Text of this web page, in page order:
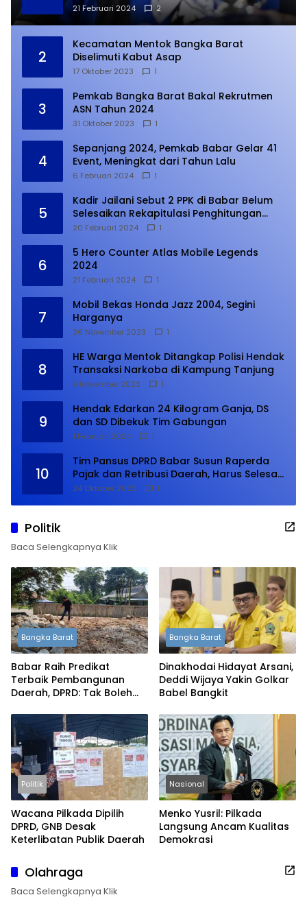
21 Februari 2024 2
2
Kecamatan Mentok Bangka Barat
Diselimuti Kabut Asap
17 Oktober 2023 1
3
Pemkab Bangka Barat Bakal Rekrutmen
ASN Tahun 2024
31 Oktober 2023 1
4
Sepanjang 2024, Pemkab Babar Gelar 41
Event, Meningkat dari Tahun Lalu
6 Februari 2024 1
5
Kadir Jailani Sebut 2 PPK di Babar Belum
Selesaikan Rekapitulasi Penghitungan
Suara
20 Februari 2024 1
6
5 Hero Counter Atlas Mobile Legends
2024
21 Februari 2024 1
7
Mobil Bekas Honda Jazz 2004, Segini
Harganya
26 November 2023 1
8
HE Warga Mentok Ditangkap Polisi Hendak
Transaksi Narkoba di Kampung Tanjung
9 November 2023 1
9
Hendak Edarkan 24 Kilogram Ganja, DS
dan SD Dibekuk Tim Gabungan
1 Februari 2024 1
10
Tim Pansus DPRD Babar Susun Raperda
Pajak dan Retribusi Daerah, Harus Selesai
Januari 2024
24 Oktober 2023 1
Politik
Baca Selengkapnya Klik
Bangka Barat
Babar Raih Predikat
Terbaik Pembangunan
Daerah, DPRD: Tak Boleh
Bangka Barat
Dinakhodai Hidayat Arsani,
Deddi Wijaya Yakin Golkar
Babel Bangkit
Politik
Wacana Pilkada Dipilih
DPRD, GNB Desak
Keterlibatan Publik Daerah
Nasional
Menko Yusril: Pilkada
Langsung Ancam Kualitas
Demokrasi
Olahraga
Baca Selengkapnya Klik